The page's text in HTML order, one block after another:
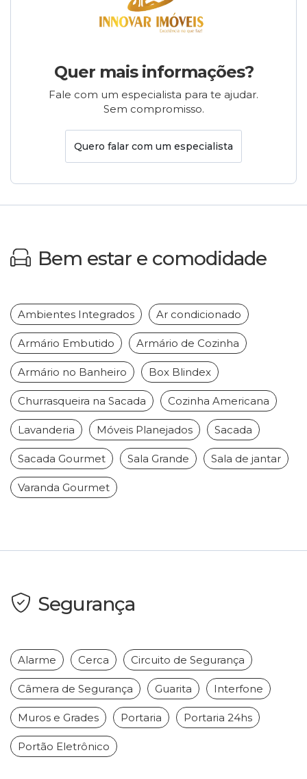
Quer mais informações?
Fale com um especialista para te ajudar.
Sem compromisso.
Quero falar com um especialista
Bem estar e comodidade
Ambientes Integrados Ar condicionado
Armário Embutido Armário de Cozinha
Armário no Banheiro Box Blindex
Churrasqueira na Sacada Cozinha Americana
Lavanderia Móveis Planejados Sacada
Sacada Gourmet Sala Grande Sala de jantar
Varanda Gourmet
Segurança
Alarme Cerca Circuito de Segurança
Câmera de Segurança Guarita Interfone
Muros e Grades Portaria Portaria 24hs
Portão Eletrônico